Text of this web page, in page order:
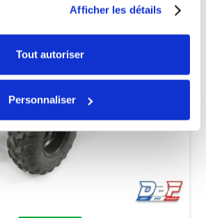
Afficher les détails
Tout autoriser
Personnaliser